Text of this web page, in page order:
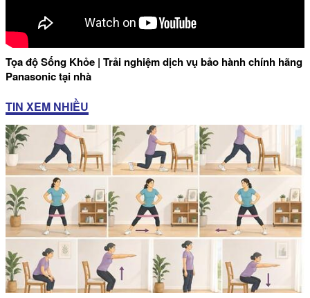
Tọa độ Sống Khỏe | Trải nghiệm dịch vụ bảo hành chính hãng
Panasonic tại nhà
TIN XEM NHIỀU